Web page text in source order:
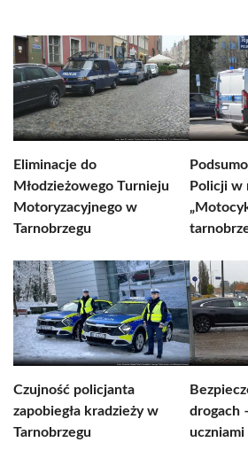
Eliminacje do
Młodzieżowego Turnieju
Motoryzacyjnego w
Tarnobrzegu
Policji w
Czujność policjanta
zapobiegła kradzieży w
Tarnobrzegu
drogach
uczniami